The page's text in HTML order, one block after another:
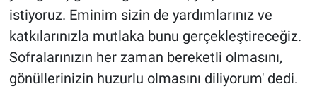
istiyoruz. Eminim sizin de yardımlarınız ve
katkılarınızla mutlaka bunu gerçekleştireceğiz.
Sofralarınızın her zaman bereketli olmasını,
gönüllerinizin huzurlu olmasını diliyorum' dedi.